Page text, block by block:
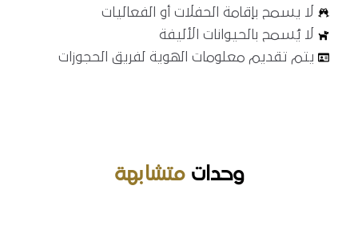
لا يسمح بإقامة الحفلات أو الفعاليات
لا يُسمح بالحيوانات الأليفة
يتم تقديم معلومات الهوية لفريق الحجوزات
وحدات متشابهة